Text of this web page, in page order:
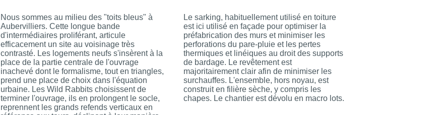
Nous sommes au milieu des "toits bleus" à
Aubervilliers. Cette longue bande
d'intermédiaires proliférant, articule
efficacement un site au voisinage très
contrasté. Les logements neufs s'insèrent à la
place de la partie centrale de l'ouvrage
inachevé dont le formalisme, tout en triangles,
prend une place de choix dans l'équation
urbaine. Les Wild Rabbits choisissent de
terminer l'ouvrage, ils en prolongent le socle,
reprennent les grands refends verticaux en
Le sarking, habituellement utilisé en toiture
est ici utilisé en façade pour optimiser la
préfabrication des murs et minimiser les
perforations du pare-pluie et les pertes
thermiques et linéiques au droit des supports
de bardage. Le revêtement est
majoritairement clair afin de minimiser les
surchauffes. L'ensemble, hors noyau, est
construit en filière sèche, y compris les
chapes. Le chantier est dévolu en macro lots.